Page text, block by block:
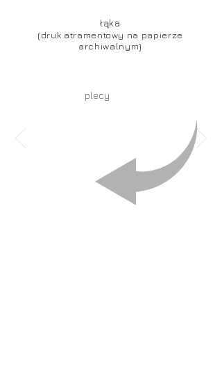
łąka
(druk atramentowy na papierze
archiwalnym)
plecy